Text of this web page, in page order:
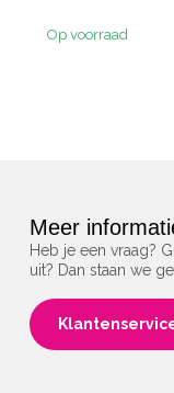
Op voorraad
Meer
Heb je een vraag?
uit? Dan staan we